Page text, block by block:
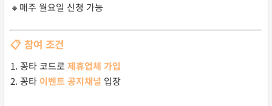
🔸매주 월요일 신청 가능
📋 참여 조건
1. 꽁타 코드로 제휴업체 가입
2. 꽁타 이벤트 공지채널 입장